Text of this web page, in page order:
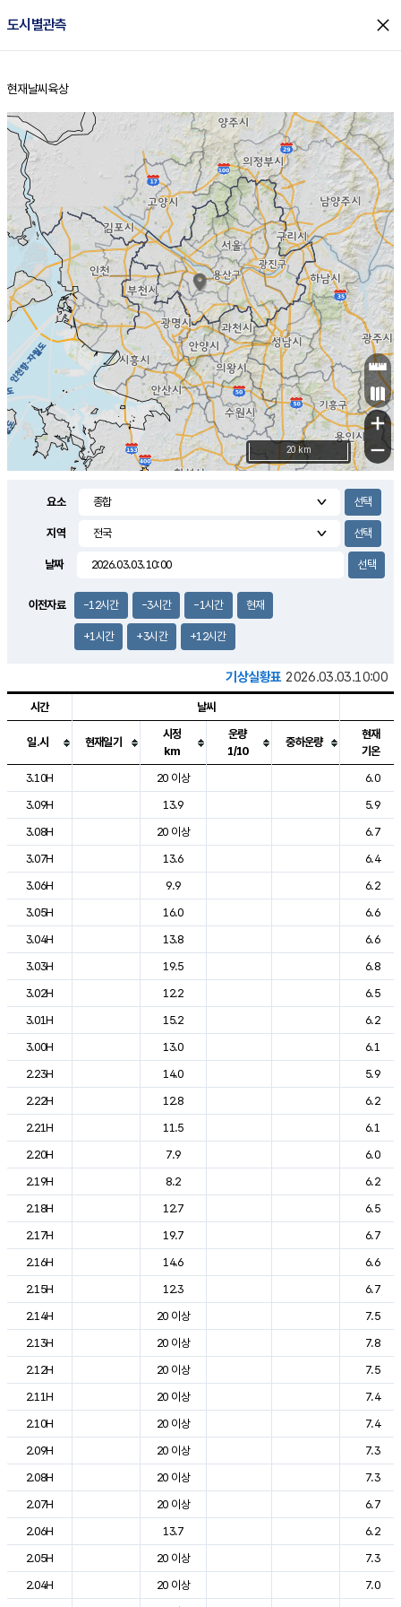
도시별관측 close
홈
현재날씨 육상
+
−
20 km
요소
지역
날짜
이전자료 -12시간 -3시간 -1시간 현재
+1시간 +3시간 +12시간
기상실황표 2026.03.03.10:00
도시별 기상실황표로 지점, 날씨, 기온, 강수, 바람, 기압등을 안내한 표입
시간 날씨
일.시 현재일기
시정
km
운량
1/10
중하운량
현재
기온
3.10H
20 이상
6.0
3.09H
13.9
5.9
3.08H
20 이상
6.7
3.07H
13.6
6.4
3.06H
9.9
6.2
3.05H
16.0
6.6
3.04H
13.8
6.6
3.03H
19.5
6.8
3.02H
12.2
6.5
3.01H
15.2
6.2
3.00H
13.0
6.1
2.23H
14.0
5.9
2.22H
12.8
6.2
2.21H
11.5
6.1
2.20H
7.9
6.0
2.19H
8.2
6.2
2.18H
12.7
6.5
2.17H
19.7
6.7
2.16H
14.6
6.6
2.15H
12.3
6.7
2.14H
20 이상
7.5
2.13H
20 이상
7.8
2.12H
20 이상
7.5
2.11H
20 이상
7.4
2.10H
20 이상
7.4
2.09H
20 이상
7.3
2.08H
20 이상
7.3
2.07H
20 이상
6.7
2.06H
13.7
6.2
2.05H
20 이상
7.3
2.04H
20 이상
7.0